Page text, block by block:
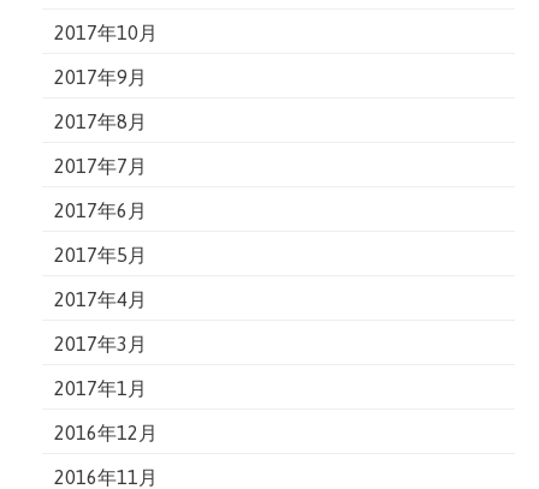
2017年10月
2017年9月
2017年8月
2017年7月
2017年6月
2017年5月
2017年4月
2017年3月
2017年1月
2016年12月
2016年11月